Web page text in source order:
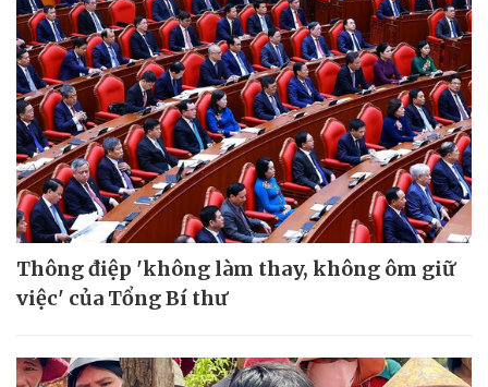
Thông điệp 'không làm thay, không ôm giữ
việc' của Tổng Bí thư